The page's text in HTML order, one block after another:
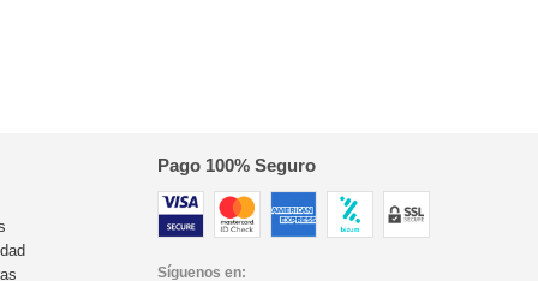
Pago 100% Seguro
Síguenos en: